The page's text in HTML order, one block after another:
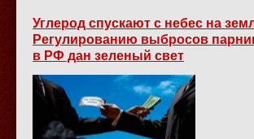
Углерод спускают с небес на
Регулированию выбросов
в РФ дан зеленый свет